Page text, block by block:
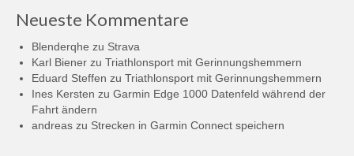
Neueste Kommentare
Blenderqhe zu Strava
Karl Biener zu Triathlonsport mit Gerinnungshemmern
Eduard Steffen zu Triathlonsport mit Gerinnungshemmern
Ines Kersten zu Garmin Edge 1000 Datenfeld während der
Fahrt ändern
andreas zu Strecken in Garmin Connect speichern